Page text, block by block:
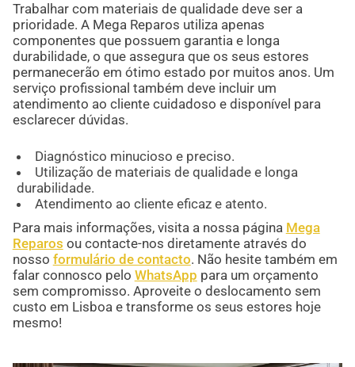
Trabalhar com materiais de qualidade deve ser a
prioridade. A Mega Reparos utiliza apenas
componentes que possuem garantia e longa
durabilidade, o que assegura que os seus estores
permanecerão em ótimo estado por muitos anos. Um
serviço profissional também deve incluir um
atendimento ao cliente cuidadoso e disponível para
esclarecer dúvidas.
Diagnóstico minucioso e preciso.
Utilização de materiais de qualidade e longa
durabilidade.
Atendimento ao cliente eficaz e atento.
Para mais informações, visita a nossa página Mega
Reparos ou contacte-nos diretamente através do
nosso formulário de contacto. Não hesite também em
falar connosco pelo WhatsApp para um orçamento
sem compromisso. Aproveite o deslocamento sem
custo em Lisboa e transforme os seus estores hoje
mesmo!